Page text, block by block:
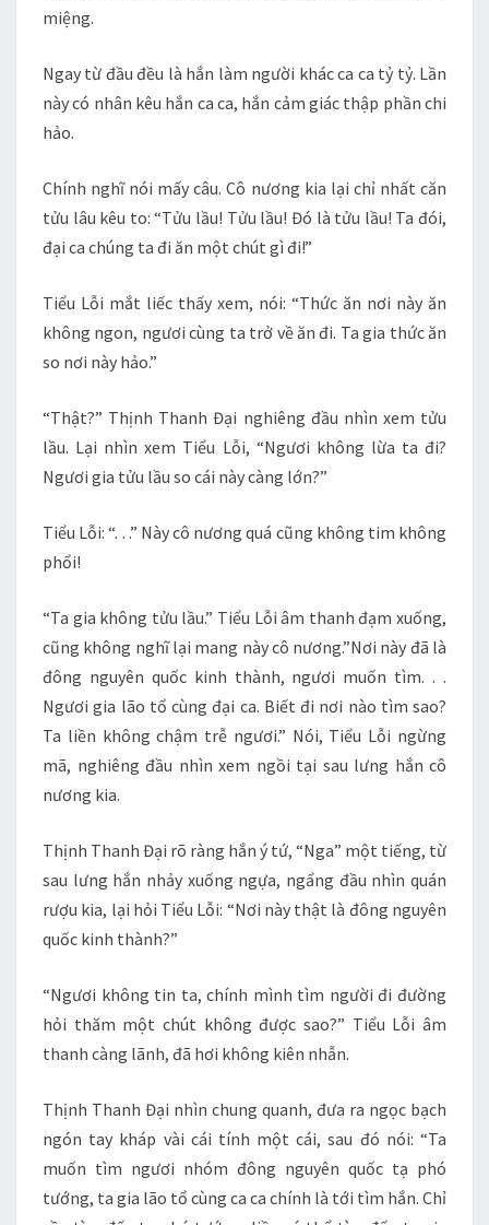
miệng.
Ngay từ đầu đều là hắn làm người khác ca ca tỷ tỷ. Lần
này có nhân kêu hắn ca ca, hắn cảm giác thập phần chi
hảo.
Chính nghĩ nói mấy câu. Cô nương kia lại chỉ nhất căn
tửu lâu kêu to: “Tửu lầu! Tửu lầu! Đó là tửu lầu! Ta đói,
đại ca chúng ta đi ăn một chút gì đi!”
Tiểu Lỗi mắt liếc thấy xem, nói: “Thức ăn nơi này ăn
không ngon, ngươi cùng ta trở về ăn đi. Ta gia thức ăn
so nơi này hảo.”
“Thật?” Thịnh Thanh Đại nghiêng đầu nhìn xem tửu
lầu. Lại nhìn xem Tiểu Lỗi, “Ngươi không lừa ta đi?
Ngươi gia tửu lầu so cái này càng lớn?”
Tiểu Lỗi: “. . .” Này cô nương quá cũng không tim không
phổi!
“Ta gia không tửu lầu.” Tiểu Lỗi âm thanh đạm xuống,
cũng không nghĩ lại mang này cô nương.”Nơi này đã là
đông nguyên quốc kinh thành, ngươi muốn tìm. . .
Ngươi gia lão tổ cùng đại ca. Biết đi nơi nào tìm sao?
Ta liền không chậm trễ ngươi.” Nói, Tiểu Lỗi ngừng
mã, nghiêng đầu nhìn xem ngồi tại sau lưng hắn cô
nương kia.
Thịnh Thanh Đại rõ ràng hắn ý tứ, “Nga” một tiếng, từ
sau lưng hắn nhảy xuống ngựa, ngẩng đầu nhìn quán
rượu kia, lại hỏi Tiểu Lỗi: “Nơi này thật là đông nguyên
quốc kinh thành?”
“Ngươi không tin ta, chính mình tìm người đi đường
hỏi thăm một chút không được sao?” Tiểu Lỗi âm
thanh càng lãnh, đã hơi không kiên nhẫn.
Thịnh Thanh Đại nhìn chung quanh, đưa ra ngọc bạch
ngón tay kháp vài cái tính một cái, sau đó nói: “Ta
muốn tìm ngươi nhóm đông nguyên quốc tạ phó
tướng, ta gia lão tổ cùng ca ca chính là tới tìm hắn. Chỉ